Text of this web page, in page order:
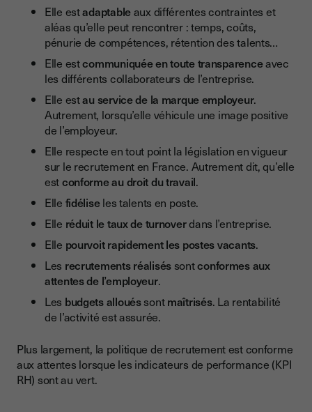
Elle estadaptableaux différentes contraintes et
aléas qu’elle peut rencontrer : temps, coûts,
pénurie de compétences, rétention des talents…
Elle estcommuniquée en toute transparenceavec
les différents collaborateurs de l’entreprise.
Elle estau service de la marque employeur.
Autrement, lorsqu’elle véhicule une image positive
de l’employeur.
Elle respecte en tout point la législation en vigueur
sur le recrutement en France. Autrement dit, qu’elle
estconforme au droit du travail.
Elle fidéliseles talents en poste.
Elle réduit le taux de turnoverdans l’entreprise.
Elle pourvoit rapidement les postes vacants.
Les recrutements réalisés sontconformes aux
attentes de l’employeur.
Les budgets allouéssontmaîtrisés. La rentabilité
de l’activité est assurée.
Plus largement, la politique de recrutement est conforme
aux attentes lorsque les indicateurs de performance (KPI
RH) sont au vert.